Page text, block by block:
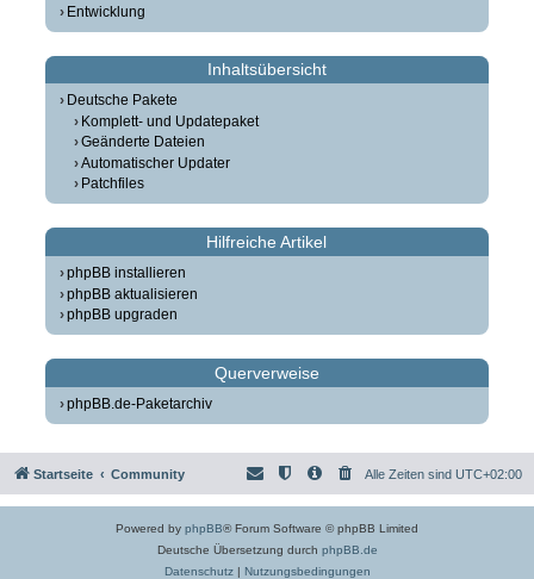
Entwicklung
Inhaltsübersicht
Deutsche Pakete
Komplett- und Updatepaket
Geänderte Dateien
Automatischer Updater
Patchfiles
Hilfreiche Artikel
phpBB installieren
phpBB aktualisieren
phpBB upgraden
Querverweise
phpBB.de-Paketarchiv
Startseite Community Alle Zeiten sind UTC+02:00
Powered by phpBB® Forum Software © phpBB Limited
Deutsche Übersetzung durch phpBB.de
Datenschutz| Nutzungsbedingungen